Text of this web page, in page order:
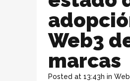
Web3
marcas
Posted at 13:43h in